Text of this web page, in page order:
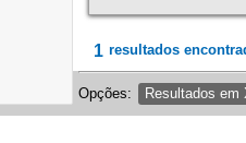
1 resultados
Opções: Resultados em